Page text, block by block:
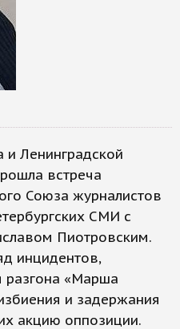
и Ленинградской
встреча
Союза журналистов
СМИ с
Пиотровским.
инцидентов,
«Марша
и задержания
акцию оппозиции.